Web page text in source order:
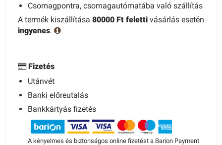
Csomagpontra, csomagautómatába való szállítás
A termék kiszállítása 80000 Ft feletti vásárlás esetén
ingyenes.
Fizetés
Utánvét
Banki előreutalás
Bankkártyás fizetés
A kényelmes és biztonságos online fizetést a Barion Payment